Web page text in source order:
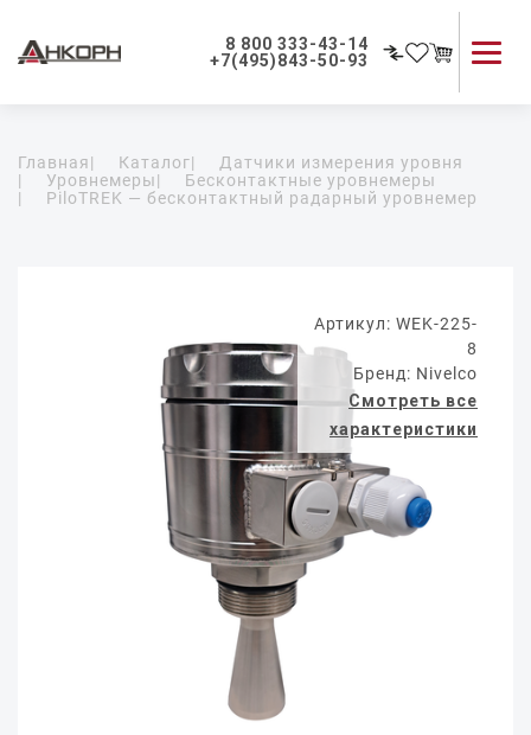
8 800 333-43-14
+7(495)843-50-93
Применение приборов
Как мы работаем
Главная| Каталог|
Датчики измерения уровня
|
Уровнемеры|
Бесконтактные уровнемеры
|
PiloTREK — бесконтактный радарный уровнемер
Артикул: WEK-225-
8
Бренд: Nivelco
Смотреть все
характеристики